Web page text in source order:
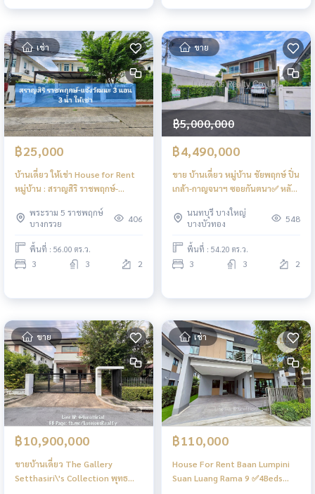
เช่า
฿25,000
บ้านเดี่ยว ให้เช่า House for Rent
หมู่บ้าน : สราญสิริ ราชพฤกษ์-
พระราม 5 ราชพฤกษ์
บางกรวย
406
พื้นที่ : 56.00 ตร.ว.
3 3 2
ขาย
฿5,000,000
฿4,490,000
ขาย บ้านเดี่ยว หมู่บ้าน ชัยพฤกษ์ ปิ่น
เกล้า-กาญจนาฯ ซอยกันตนา✅️ หลัง
อีก 1 คัน✅️ บ้านหัน ทิศใต้ ลมดี✅️
ใกล้หน้าหมู่
นนทบุรี บางใหญ่
บางบัวทอง
548
พื้นที่ : 54.20 ตร.ว.
3 3 2
ขาย
฿10,900,000
ขายบ้านเดี่ยว The Gallery
Setthasiri\'s Collection พุทธ
เช่า
฿110,000
House For Rent Baan Lumpini
Suan Luang Rama 9 ✅4Beds